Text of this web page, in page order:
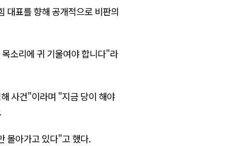
대표를 향해 공개적으로 비판의
소리에 귀 기울여야 합니다"라
사건"이라며 "지금 당이 해야
몰아가고 있다"고 했다.